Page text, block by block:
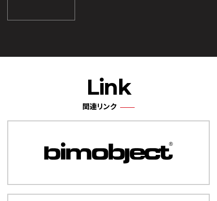
Link
関連リンク